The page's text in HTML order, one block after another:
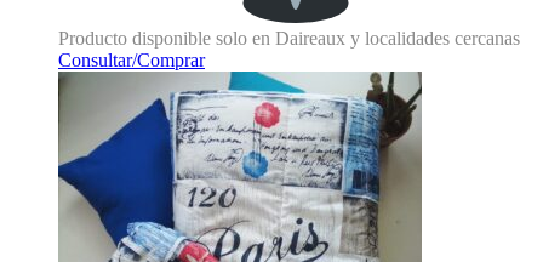
Producto disponible solo en Daireaux y localidades cercanas
Consultar/Comprar